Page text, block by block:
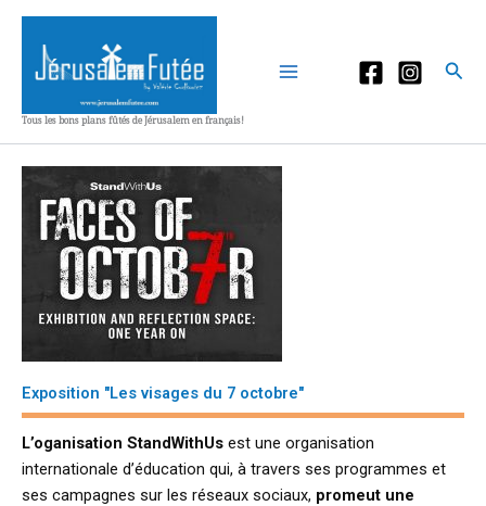
Aller
contenu
Tous les bons plans fûtés de Jérusalem en français!
Exposition "Les visages du 7 octobre"
L’oganisation StandWithUs est une organisation
internationale d’éducation qui, à travers ses programmes et
ses campagnes sur les réseaux sociaux, promeut une